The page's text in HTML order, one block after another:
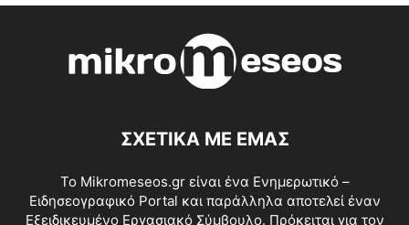
ΣΧΕΤΙΚΑ ΜΕ ΕΜΑΣ
Το Mikromeseos.gr είναι ένα Ενημερωτικό –
Ειδησεογραφικό Portal και παράλληλα αποτελεί έναν
Εξειδικευμένο Εργασιακό Σύμβουλο. Πρόκειται για τον